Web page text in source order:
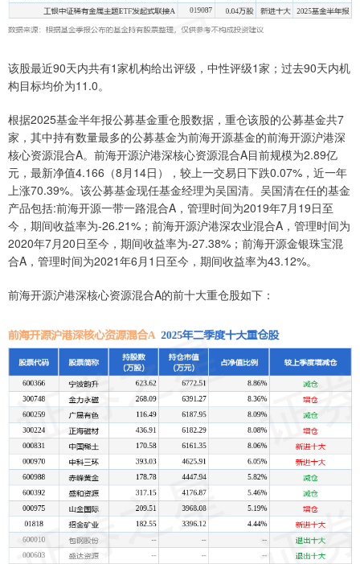
该股最近90天内共有1家机构给出评级，中性评级1家；过去90天内机
构目标均价为11.0。
根据2025基金半年报公募基金重仓股数据，重仓该股的公募基金共7
家，其中持有数量最多的公募基金为前海开源基金的前海开源沪港深
核心资源混合A。前海开源沪港深核心资源混合A目前规模为2.89亿
元，最新净值4.166（8月14日），较上一交易日下跌0.07%，近一年
上涨70.39%。该公募基金现任基金经理为吴国清。吴国清在任的基金
产品包括:前海开源一带一路混合A，管理时间为2019年7月19日至
今，期间收益率为-26.21%；前海开源沪港深农业混合A，管理时间为
2020年7月20日至今，期间收益率为-27.38%；前海开源金银珠宝混
合A，管理时间为2021年6月1日至今，期间收益率为43.12%。
前海开源沪港深核心资源混合A的前十大重仓股如下：